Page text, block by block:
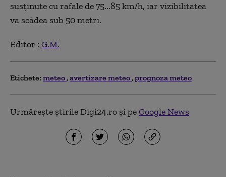
susținute cu rafale de 75...85 km/h, iar vizibilitatea
va scădea sub 50 metri.
Editor : G.M.
Etichete: meteo avertizare meteo prognoza meteo
Urmărește știrile Digi24.ro și peGoogle News